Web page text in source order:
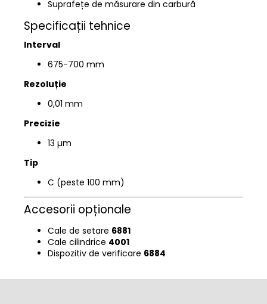
Suprafețe de măsurare din carbură
Specificații tehnice
Interval
675-700 mm
Rezoluție
0,01 mm
Precizie
13 µm
Tip
C (peste 100 mm)
Accesorii opționale
Cale de setare 6881
Cale cilindrice 4001
Dispozitiv de verificare 6884